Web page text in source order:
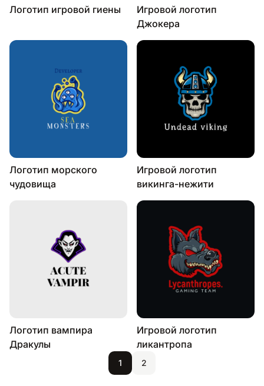
Логотип игровой гиены
Игровой логотип
Джокера
Логотип морского
чудовища
Игровой логотип
викинга-нежити
Логотип вампира
Дракулы
Игровой логотип
ликантропа
1 2